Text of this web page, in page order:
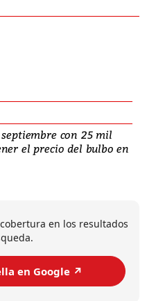
con 25 mil
el precio del bulbo en
en los resultados
en Google ↗️